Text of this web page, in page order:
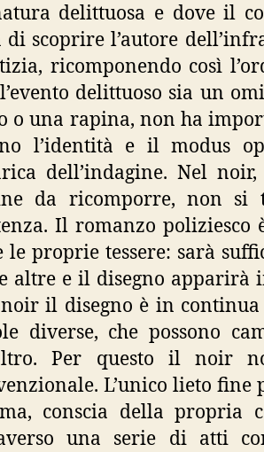
delittuosa e dove il
di scoprire l’autore
ricomponendo così
delittuoso sia un
o una rapina, non ha
l’identità e il modus
dell’indagine. Nel noir,
da ricomporre, non
Il romanzo poliziesco
le proprie tessere: sarà
altre e il disegno apparirà
il disegno è in continua
diverse, che possono
Per questo il noir
L’unico lieto fine
conscia della propria
una serie di atti